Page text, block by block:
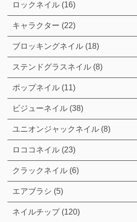
ロックネイル (16)
キャラクター (22)
ブロッキングネイル (18)
ステンドグラスネイル (8)
ポップネイル (11)
ビジューネイル (38)
ユニオンジャックネイル (8)
ロココネイル (23)
クラックネイル (6)
エアブラシ (5)
ネイルチップ (120)